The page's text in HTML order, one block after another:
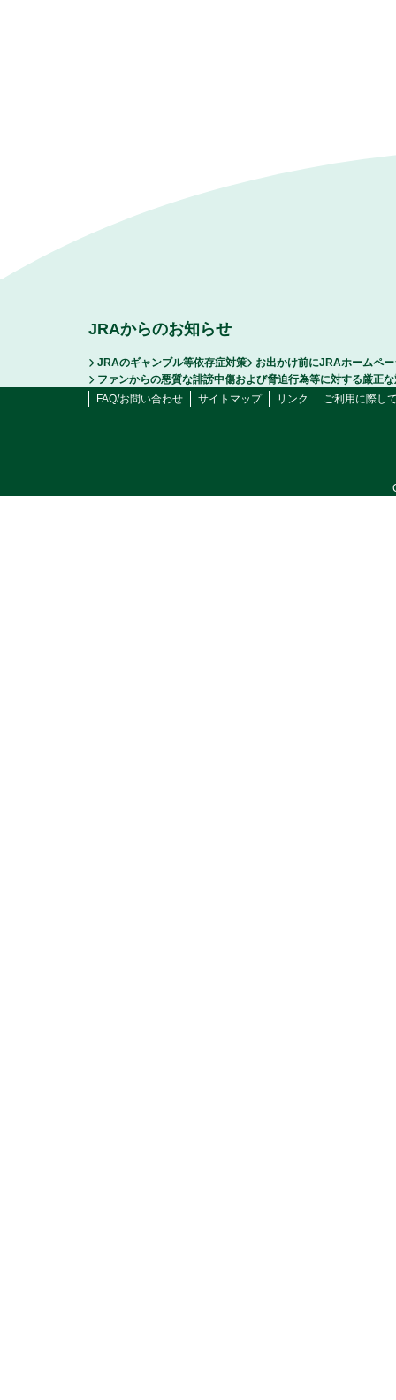
JRAからのお知らせ
JRAのギャンブル等依存症対策
お出かけ前にJRAホームペ
ファンからの悪質な誹謗中傷および脅迫行為等に対する厳正
FAQ/お問い合わせ
サイトマップ リンク ご利用に際し